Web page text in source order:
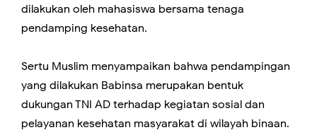
dilakukan oleh mahasiswa bersama tenaga
pendamping kesehatan.
Sertu Muslim menyampaikan bahwa pendampingan
yang dilakukan Babinsa merupakan bentuk
dukungan TNI AD terhadap kegiatan sosial dan
pelayanan kesehatan masyarakat di wilayah binaan.